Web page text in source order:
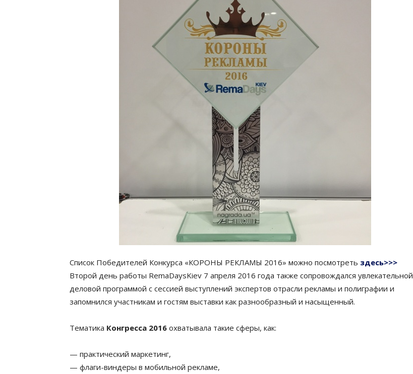
Список Победителей Конкурса «КОРОНЫ РЕКЛАМЫ 2016» можно посмотреть здесь>>>
Второй день работы RemaDaysKiev 7 апреля 2016 года также сопровождался увлекательной
деловой программой с сессией выступлений экспертов отрасли рекламы и полиграфии и
запомнился участникам и гостям выставки как разнообразный и насыщенный.
Тематика Конгресса 2016 охватывала такие сферы, как:
— практический маркетинг,
— флаги-виндеры в мобильной рекламе,